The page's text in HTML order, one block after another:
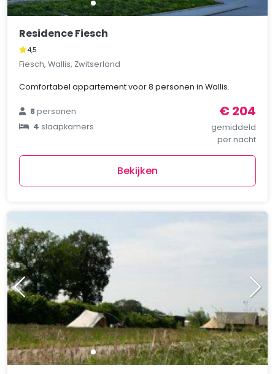
Residence Fiesch
4,5
Fiesch, Wallis, Zwitserland
Comfortabel appartement voor 8 personen in Wallis.
8personen
4slaapkamers
€ 204
gemiddeld
per nacht
Bekijken